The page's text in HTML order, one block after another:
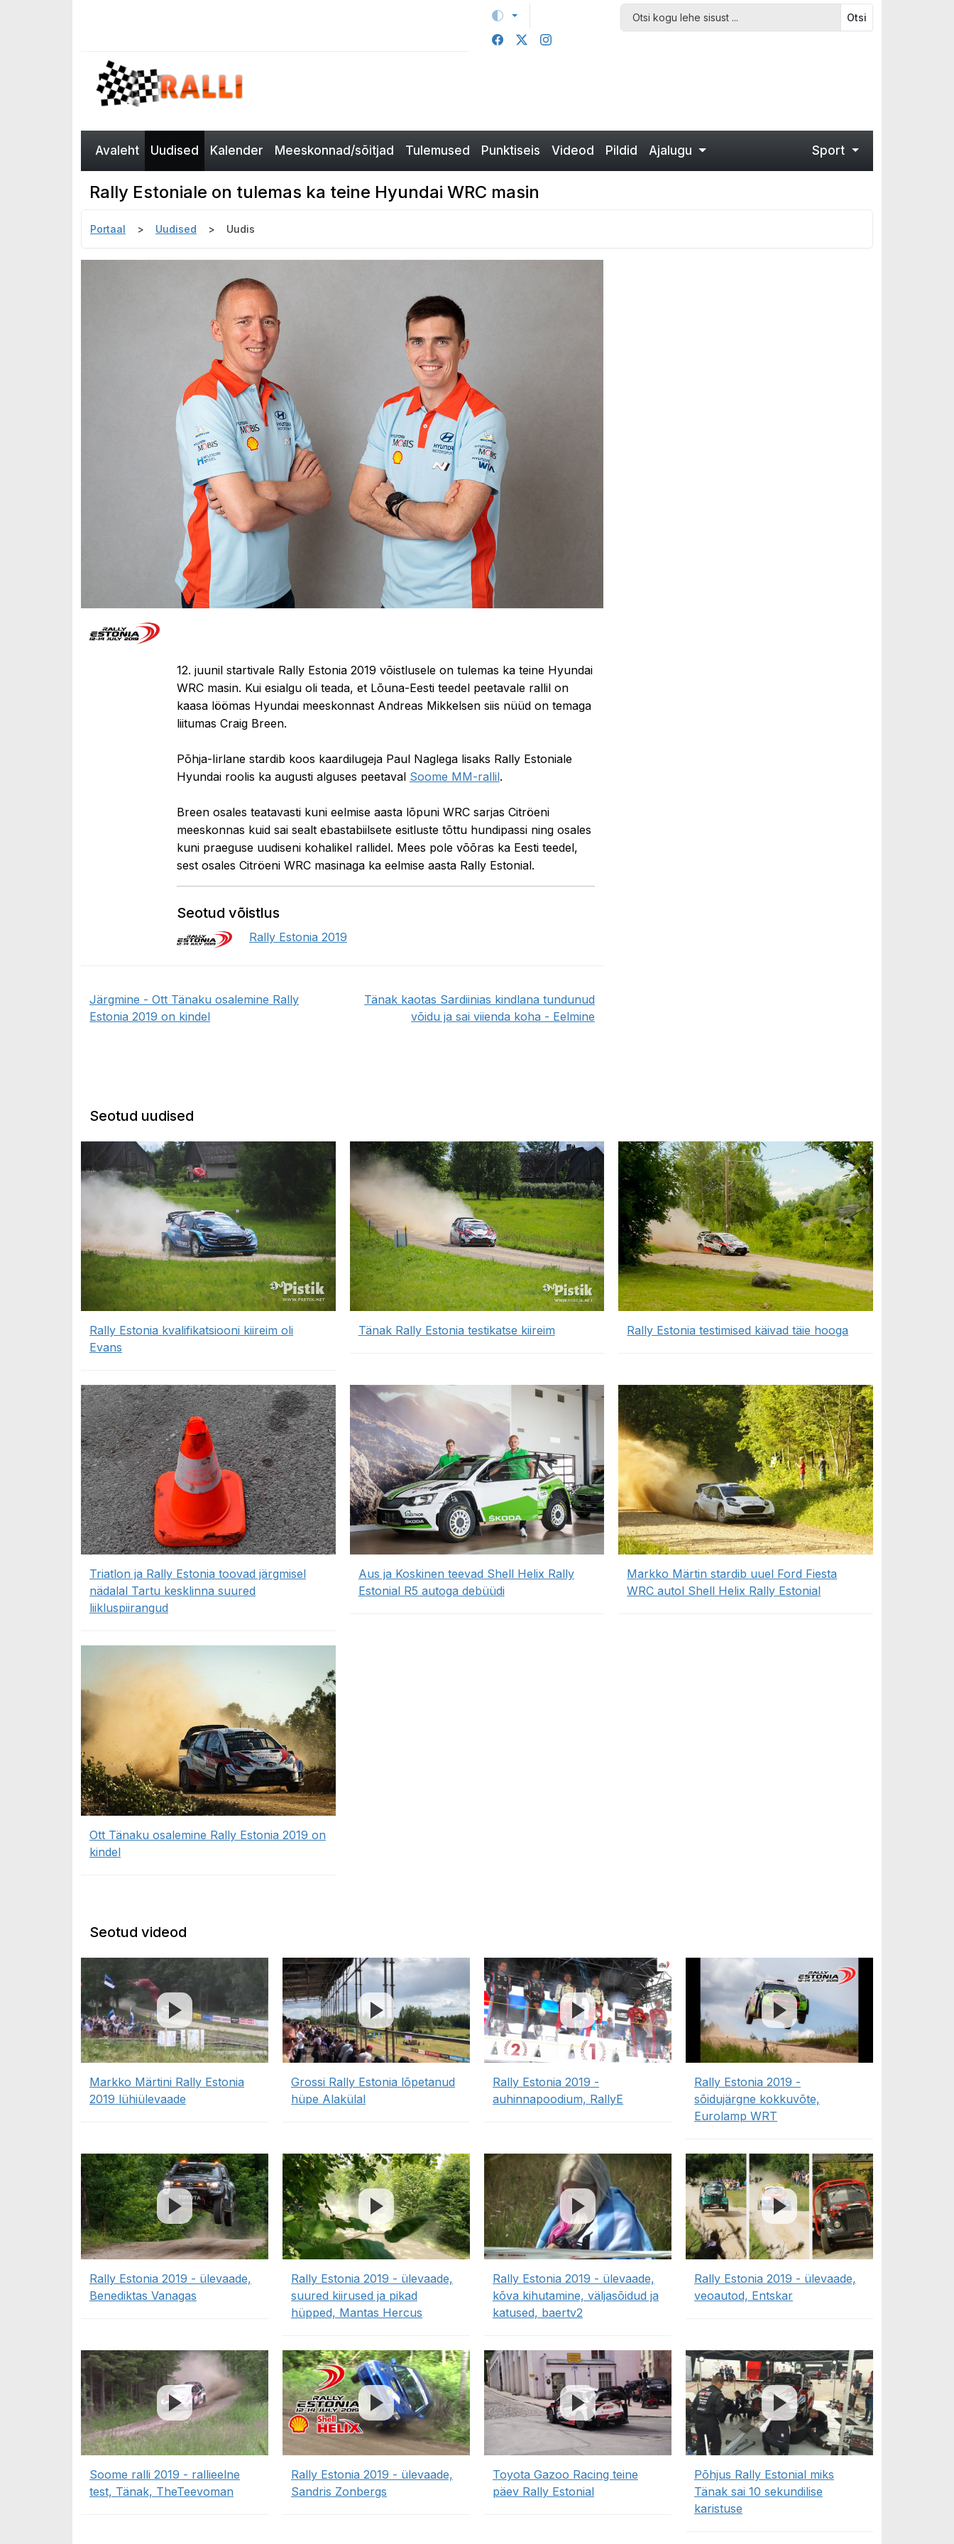
Otsi
Avaleht Uudised Kalender Meeskonnad/sõitjad Tulemused Punktiseis Videod Pildid Ajalugu Sport
Rally Estoniale on tulemas ka teine Hyundai WRC masin
Portaal Uudised Uudis
12. juunil startivale Rally Estonia 2019 võistlusele on tulemas ka teine Hyundai
WRC masin. Kui esialgu oli teada, et Lõuna-Eesti teedel peetavale rallil on
kaasa löömas Hyundai meeskonnast Andreas Mikkelsen siis nüüd on temaga
liitumas Craig Breen.
Põhja-Iirlane stardib koos kaardilugeja Paul Naglega lisaks Rally Estoniale
Hyundai roolis ka augusti alguses peetaval Soome MM-rallil.
Breen osales teatavasti kuni eelmise aasta lõpuni WRC sarjas Citröeni
meeskonnas kuid sai sealt ebastabiilsete esitluste tõttu hundipassi ning osales
kuni praeguse uudiseni kohalikel rallidel. Mees pole võõras ka Eesti teedel,
sest osales Citröeni WRC masinaga ka eelmise aasta Rally Estonial.
Seotud võistlus
Rally Estonia 2019
Järgmine - Ott Tänaku osalemine Rally
Estonia 2019 on kindel
Tänak kaotas Sardiinias kindlana tundunud
võidu ja sai viienda koha - Eelmine
Seotud uudised
Rally Estonia kvalifikatsiooni kiireim oli
Evans
Tänak Rally Estonia testikatse kiireim Rally Estonia testimised käivad täie hooga
Triatlon ja Rally Estonia toovad järgmisel
nädalal Tartu kesklinna suured
liikluspiirangud
Aus ja Koskinen teevad Shell Helix Rally
Estonial R5 autoga debüüdi
Markko Märtin stardib uuel Ford Fiesta
WRC autol Shell Helix Rally Estonial
Ott Tänaku osalemine Rally Estonia 2019 on
kindel
Seotud videod
Markko Märtini Rally Estonia
2019 lühiülevaade
Grossi Rally Estonia lõpetanud
hüpe Alakülal
Rally Estonia 2019 -
auhinnapoodium, RallyE
Rally Estonia 2019 -
sõidujärgne kokkuvõte,
Eurolamp WRT
Rally Estonia 2019 - ülevaade,
Benediktas Vanagas
Rally Estonia 2019 - ülevaade,
suured kiirused ja pikad
hüpped, Mantas Hercus
Rally Estonia 2019 - ülevaade,
kõva kihutamine, väljasõidud ja
katused, baertv2
Rally Estonia 2019 - ülevaade,
veoautod, Entskar
Soome ralli 2019 - rallieelne
test, Tänak, TheTeevoman
Rally Estonia 2019 - ülevaade,
Sandris Zonbergs
Toyota Gazoo Racing teine
päev Rally Estonial
Põhjus Rally Estonial miks
Tänak sai 10 sekundilise
karistuse